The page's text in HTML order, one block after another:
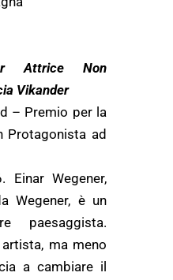
Attrice Non
Vikander
– Premio per la
Protagonista ad
Einar Wegener,
Wegener, è un
paesaggista.
artista, ma meno
a cambiare il